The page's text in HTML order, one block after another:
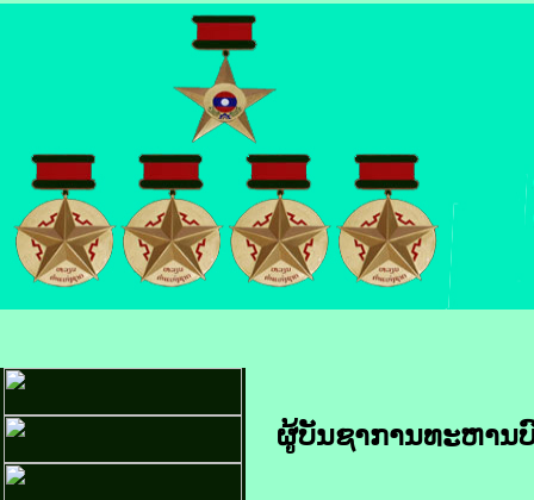
ຜູ້ບັນຊາການທະຫານ